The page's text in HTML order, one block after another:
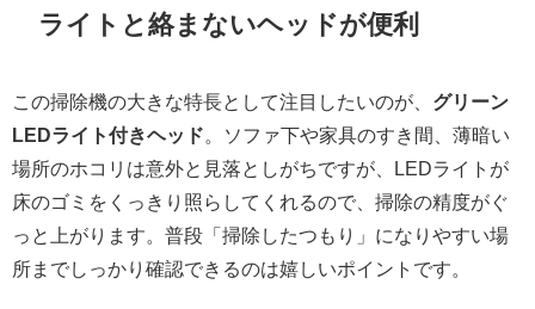
ライトと絡まないヘッドが便利
この掃除機の大きな特長として注目したいのが、 グリーン
LEDライト付きヘッド 。ソファ下や家具のすき間、薄暗い
場所のホコリは意外と見落としがちですが、LEDライトが
床のゴミをくっきり照らしてくれるので、掃除の精度がぐ
っと上がります。普段「掃除したつもり」になりやすい場
所までしっかり確認できるのは嬉しいポイントです。